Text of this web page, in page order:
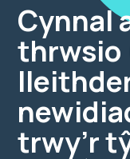
Cynnal
thrwsio
trwy’r